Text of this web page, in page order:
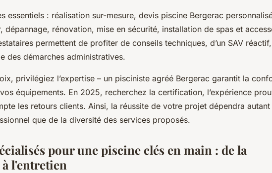
essentiels : réalisation sur-mesure, devis piscine Bergerac
dépannage, rénovation, mise en sécurité, installation de spas et
permettent de profiter de conseils techniques, d’un SAV
des démarches administratives.
privilégiez l’expertise – un pisciniste agréé Bergerac garantit la
équipements. En 2025, recherchez la certification, l’expérience
les retours clients. Ainsi, la réussite de votre projet dépendra autant
que de la diversité des services proposés.
pour une piscine clés en main : de la
l'entretien